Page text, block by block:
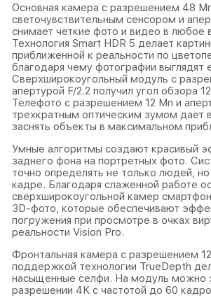
Основная камера с разрешением 48
светочувствительным сенсором и
снимает четкие фото и видео в любое
Технология Smart HDR 5 делает
приближенной к реальности по
благодаря чему фотографии выглядят
Сверхширокоугольный модуль с
апертурой F/2.2 получил угол обзора
Телефото с разрешением 12 Мп и
трехкратным оптическим зумом дает
заснять объекты в максимальном
Умные алгоритмы создают красивый
заднего фона на портретных фото.
точно определять не только людей,
кадре. Благодаря слаженной работе
сверхширокоугольной камер
3D-фото, которые обеспечивают
погружения при просмотре в очках
реальности Vision Pro.
Фронтальная камера с разрешением
поддержкой технологии TrueDepth
насыщенные селфи. На модуль можно
разрешении 4K с частотой до 60